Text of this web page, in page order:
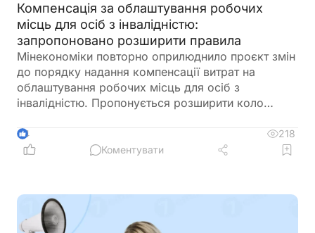
Компенсація за облаштування робочих
місць для осіб з інвалідністю:
запропоновано розширити правила
Мінекономіки повторно оприлюднило проєкт змін
до порядку надання компенсації витрат на
облаштування робочих місць для осіб з
інвалідністю. Пропонується розширити коло
ветеранів з інвалідністю, уточнити вимоги до
документів та умов оплати праці, а також
4
218
Коментувати